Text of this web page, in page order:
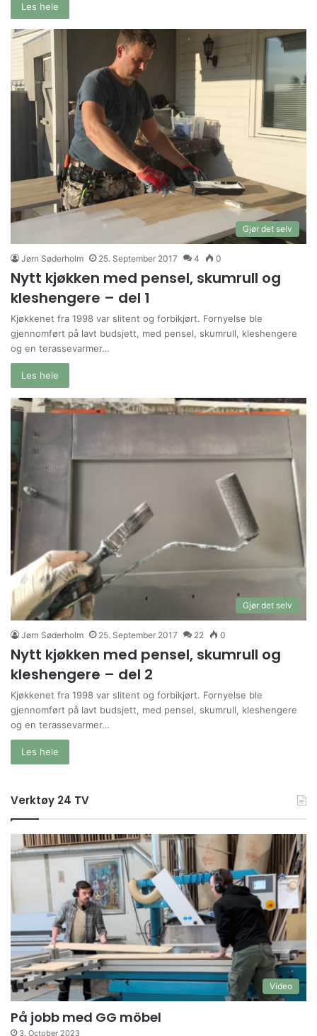
Les hele
Gjør det selv
Jørn Søderholm 25. September 2017 4 0
Nytt kjøkken med pensel, skumrull og
kleshengere – del 1
Kjøkkenet fra 1998 var slitent og forbikjørt. Fornyelse ble
gjennomført på lavt budsjett, med pensel, skumrull, kleshengere
og en terassevarmer…
Les hele
Gjør det selv
Jørn Søderholm 25. September 2017 22 0
Nytt kjøkken med pensel, skumrull og
kleshengere – del 2
Kjøkkenet fra 1998 var slitent og forbikjørt. Fornyelse ble
gjennomført på lavt budsjett, med pensel, skumrull, kleshengere
og en terassevarmer…
Les hele
Verktøy 24 TV
Video
På jobb med GG möbel
3. October 2023